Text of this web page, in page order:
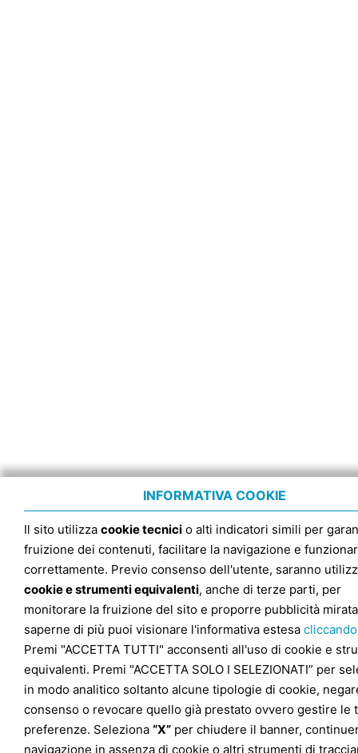
INFORMATIVA COOKIE
Il sito utilizza cookie tecnici o alti indicatori simili per
fruizione dei contenuti, facilitare la navigazione e
correttamente. Previo consenso dell'utente, saranno
cookie e strumenti equivalenti, anche di terze parti, per
monitorare la fruizione del sito e proporre pubblicità
saperne di più puoi visionare l'informativa estesa
Premi "ACCETTA TUTTI" acconsenti all'uso di cookie e
equivalenti. Premi "ACCETTA SOLO I SELEZIONATI” per
in modo analitico soltanto alcune tipologie di cookie,
consenso o revocare quello già prestato ovvero gestire le
preferenze. Seleziona “X” per chiudere il banner,
navigazione in assenza di cookie o altri strumenti di